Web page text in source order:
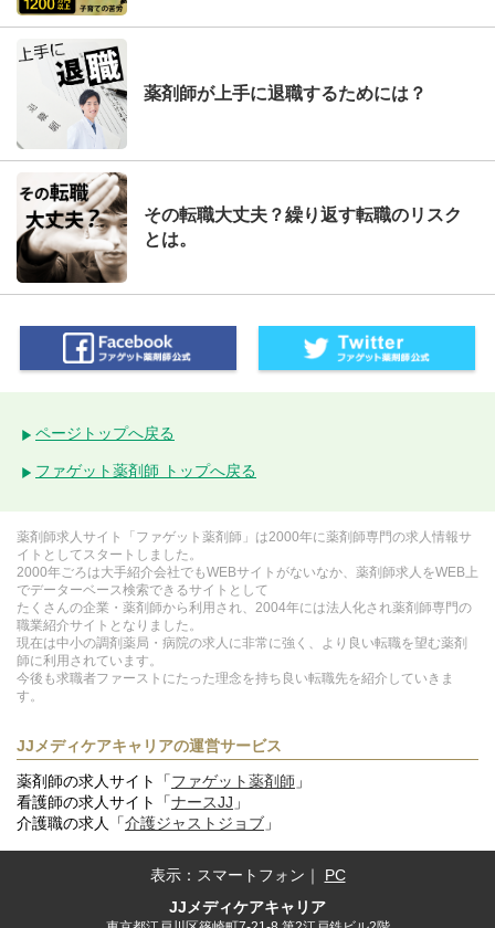
薬剤師が上手に退職するためには？
その転職大丈夫？繰り返す転職のリスク
とは。
ページトップへ戻る
ファゲット薬剤師 トップへ戻る
薬剤師求人サイト「ファゲット薬剤師」は2000年に薬剤師専門の求人情報サ
イトとしてスタートしました。
2000年ごろは大手紹介会社でもWEBサイトがないなか、薬剤師求人をWEB上
でデーターベース検索できるサイトとして
たくさんの企業・薬剤師から利用され、2004年には法人化され薬剤師専門の
職業紹介サイトとなりました。
現在は中小の調剤薬局・病院の求人に非常に強く、より良い転職を望む薬剤
師に利用されています。
今後も求職者ファーストにたった理念を持ち良い転職先を紹介していきま
す。
JJメディケアキャリアの運営サービス
薬剤師の求人サイト「ファゲット薬剤師 」
看護師の求人サイト「ナースJJ 」
介護職の求人「介護ジャストジョブ 」
表示： スマートフォン ｜ PC
JJメディケアキャリア